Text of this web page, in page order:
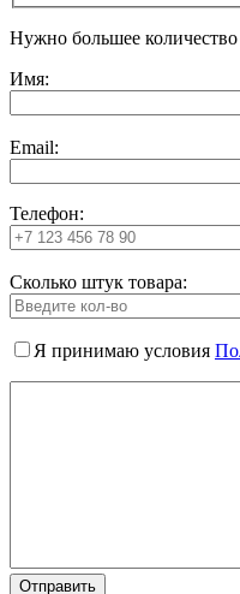
Нужно большее количество
Имя:
Email:
Телефон:
Сколько штук товара:
Я принимаю условия